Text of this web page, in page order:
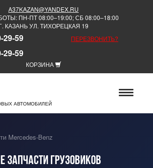
A37KAZAN@YANDEX.RU
ПН-ПТ 08:00–19:00; СБ 08:00–18:00
КАЗАНЬ УЛ. ТИХОРЕЦКАЯ 19
29-59
29-59
ПЕРЕЗВОНИТЬ?
КОРЗИНА
АВТОМОБИЛЕЙ
Mercedes-Benz
запчасти грузовиков